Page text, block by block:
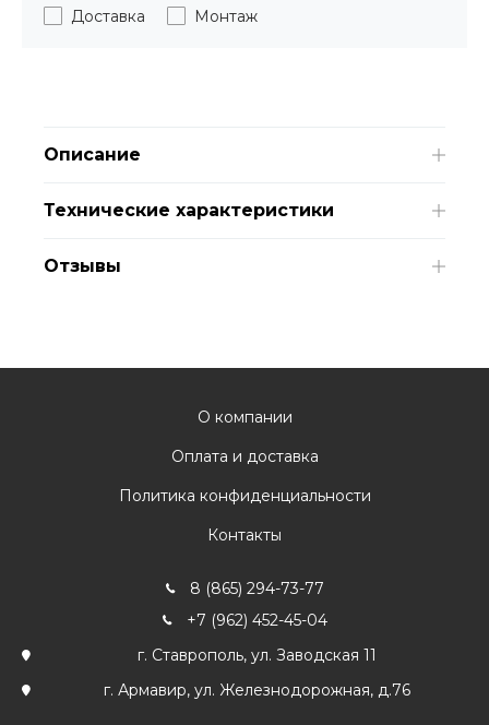
Доставка Монтаж
Описание
Технические характеристики
Отзывы
О компании
Оплата и доставка
Политика конфиденциальности
Контакты
8 (865) 294-73-77
+7 (962) 452-45-04
г. Ставрополь, ул. Заводская 11
г. Армавир, ул. Железнодорожная, д.76